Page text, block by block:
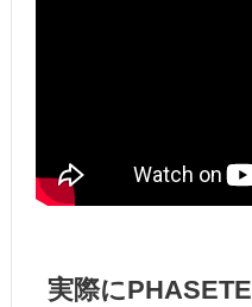
実際に